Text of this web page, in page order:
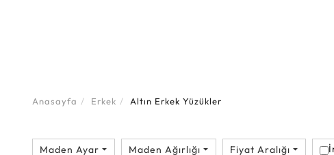
Anasayfa Erkek Altın Erkek Yüzükler
Maden Ayar Maden Ağırlığı Fiyat Aralığı